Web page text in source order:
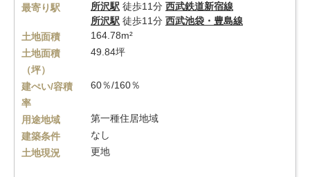
最寄り駅
所沢駅 徒歩11分 西武鉄道新宿線
所沢駅 徒歩11分 西武池袋・豊島線
土地面積
164.78m²
土地面積
（坪）
49.84坪
建ぺい/容積
率
60％/160％
用途地域
第一種住居地域
建築条件
なし
土地現況
更地